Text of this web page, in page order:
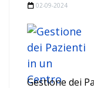
02-09-2024
Gestione dei